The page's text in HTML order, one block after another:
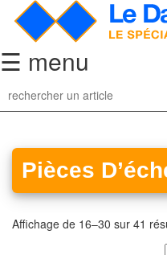
☰ menu
Jeu
d’Echecs
collection
classiques
Pièces
Affichage de 16–30 sur 41